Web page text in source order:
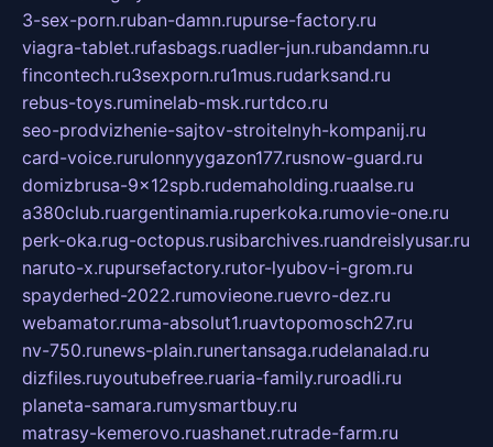
3-sex-porn.ruban-damn.rupurse-factory.ru
viagra-tablet.rufasbags.ruadler-jun.rubandamn.ru
fincontech.ru3sexporn.ru1mus.rudarksand.ru
rebus-toys.ruminelab-msk.rurtdco.ru
seo-prodvizhenie-sajtov-stroitelnyh-kompanij.ru
card-voice.rurulonnyygazon177.rusnow-guard.ru
domizbrusa-9x12spb.rudemaholding.ruaalse.ru
a380club.ruargentinamia.ruperkoka.rumovie-one.ru
perk-oka.rug-octopus.rusibarchives.ruandreislyusar.ru
naruto-x.rupursefactory.rutor-lyubov-i-grom.ru
spayderhed-2022.rumovieone.ruevro-dez.ru
webamator.ruma-absolut1.ruavtopomosch27.ru
nv-750.runews-plain.runertansaga.rudelanalad.ru
dizfiles.ruyoutubefree.ruaria-family.ruroadli.ru
planeta-samara.rumysmartbuy.ru
matrasy-kemerovo.ruashanet.rutrade-farm.ru